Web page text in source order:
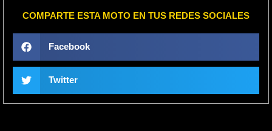
COMPARTE ESTA MOTO EN TUS REDES SOCIALES
Facebook
Twitter